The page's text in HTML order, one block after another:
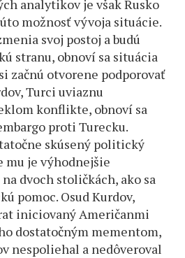
analytikov je však Rusko
možnosť vývoja situácie.
svoj postoj a budú
stranu, obnoví sa situácia
začnú otvorene podporovať
Turci uviaznu
konflikte, obnoví sa
proti Turecku.
skúsený politický
mu je výhodnejšie
dvoch stoličkách, ako sa
pomoc. Osud Kurdov,
iniciovaný Američanmi
dostatočným mementom,
nespoliehal a nedôveroval